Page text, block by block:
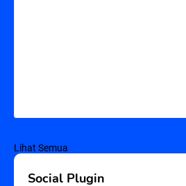
Lihat Semua
Social Plugin